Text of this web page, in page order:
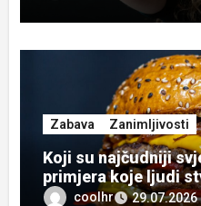
Zabava Zanimljivosti
Koji su najčudniji
primjera koje ljudi
coolhr 29.07.2026